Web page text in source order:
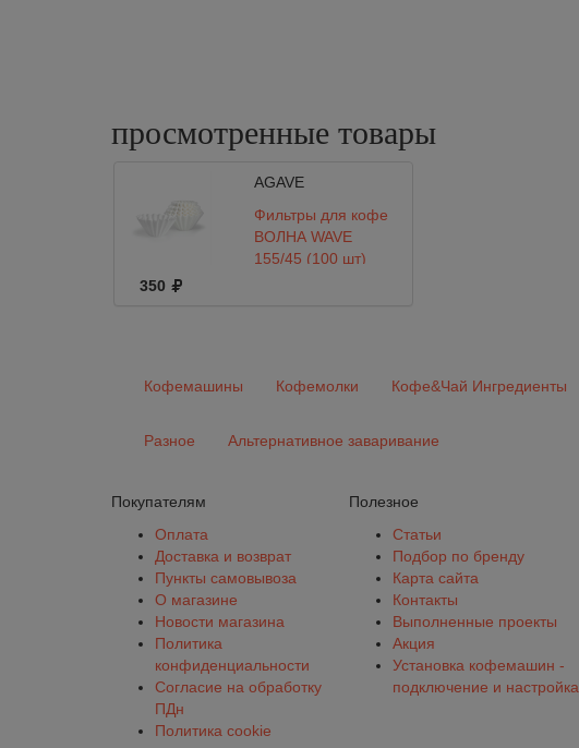
просмотренные товары
AGAVE
Фильтры для кофе
ВОЛНА WAVE
155/45 (100 шт)
350
Кофемашины Кофемолки Кофе&Чай Ингредиенты
Разное Альтернативное заваривание
Покупателям
Оплата
Доставка и возврат
Пункты самовывоза
О магазине
Новости магазина
Политика
конфиденциальности
Согласие на обработку
ПДн
Политика cookie
Полезное
Статьи
Подбор по бренду
Карта сайта
Контакты
Выполненные проекты
Акция
Установка кофемашин -
подключение и настройка